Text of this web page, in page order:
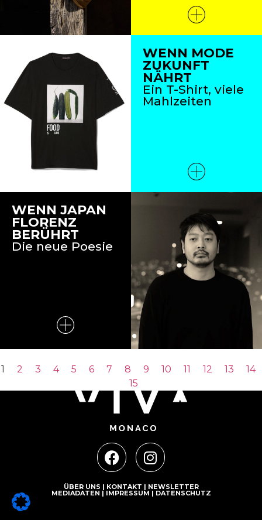
WENN MODE
ZUKUNFT
NÄHRT
Ein T-Shirt, viele
Mahlzeiten
WENN JAPAN
FLORENZ
BERÜHRT
Die neue Poesie
1 2 3 4 5 6 7 8 9 10 11 12 13
14
15
ÜBER UNS | KONTAKT | NEWSLETTER
MEDIADATEN | IMPRESSUM | DATENSCHUTZ